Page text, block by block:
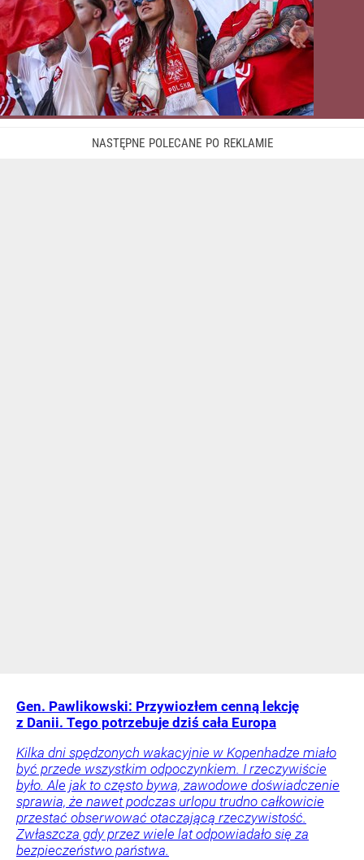
Gen. Pawlikowski: Przywiozłem cenną lekcję
z Danii. Tego potrzebuje dziś cała Europa
Kilka dni spędzonych wakacyjnie w Kopenhadze miało
być przede wszystkim odpoczynkiem. I rzeczywiście
było. Ale jak to często bywa, zawodowe doświadczenie
sprawia, że nawet podczas urlopu trudno całkowicie
przestać obserwować otaczającą rzeczywistość.
Zwłaszcza gdy przez wiele lat odpowiadało się za
bezpieczeństwo państwa.